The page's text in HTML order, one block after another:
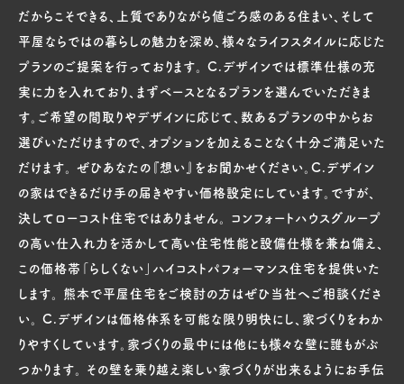
だからこそできる、上質でありながら値ごろ感のある住まい、そして
平屋ならではの暮らしの魅力を深め、様々なライフスタイルに応じた
プランのご提案を行っております。 C.デザインでは標準仕様の充
実に力を入れており、まずベースとなるプランを選んでいただきま
す。ご希望の間取りやデザインに応じて、数あるプランの中からお
選びいただけますので、オプションを加えることなく十分ご満足いた
だけます。 ぜひあなたの『想い』をお聞かせください。C.デザイン
の家はできるだけ手の届きやすい価格設定にしています。ですが、
決してローコスト住宅ではありません。 コンフォートハウスグループ
の高い仕入れ力を活かして高い住宅性能と設備仕様を兼ね備え、
この価格帯「らしくない」ハイコストパフォーマンス住宅を提供いた
します。 熊本で平屋住宅をご検討の方はぜひ当社へご相談くださ
い。 C.デザインは価格体系を可能な限り明快にし、家づくりをわか
りやすくしています。家づくりの最中には他にも様々な壁に誰もがぶ
つかります。 その壁を乗り越え楽しい家づくりが出来るようにお手伝